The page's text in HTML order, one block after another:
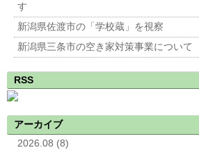
す
新潟県佐渡市の「学校蔵」を視察
新潟県三条市の空き家対策事業について
RSS
アーカイブ
2026.08 (8)